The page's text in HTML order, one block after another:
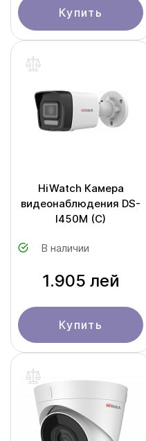
Купить
HiWatch Камера
видеонаблюдения DS-
I450M (C)
В наличии
1.905 лей
Купить